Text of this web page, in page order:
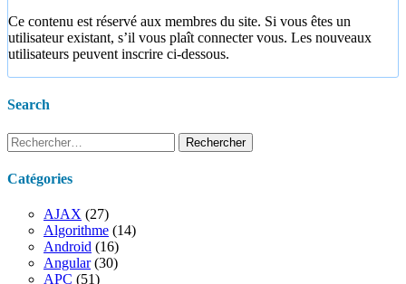
Ce contenu est réservé aux membres du site. Si vous êtes un
utilisateur existant, s’il vous plaît connecter vous. Les nouveaux
utilisateurs peuvent inscrire ci-dessous.
Search
Rechercher :
Catégories
AJAX (27)
Algorithme (14)
Android (16)
Angular(30)
APC (51)